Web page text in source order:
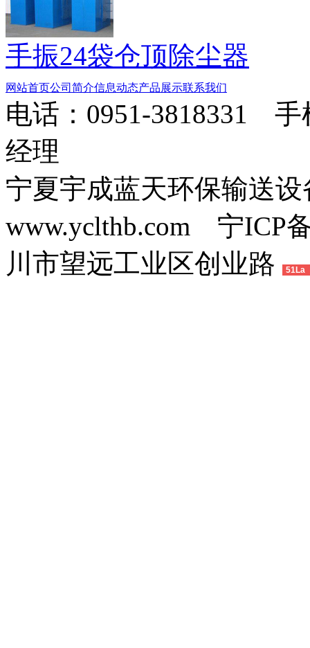
手振24袋仓顶除尘器
网站首页公司简介信息动态产品展示联系我们
电话：0951-3818331 手
经理
宁夏宇成蓝天环保输送
www.yclthb.com 宁ICP
川市望远工业区创业路
51La